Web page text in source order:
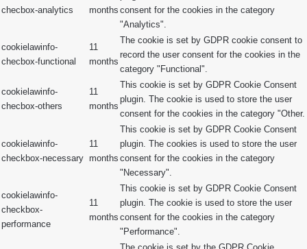
checbox-analytics
months consent for the cookies in the category
"Analytics".
cookielawinfo-
checbox-functional
11
months
The cookie is set by GDPR cookie consent to
record the user consent for the cookies in the
category "Functional".
cookielawinfo-
checbox-others
11
months
This cookie is set by GDPR Cookie Consent
plugin. The cookie is used to store the user
consent for the cookies in the category "Other.
cookielawinfo-
checkbox-necessary
11
months
This cookie is set by GDPR Cookie Consent
plugin. The cookies is used to store the user
consent for the cookies in the category
"Necessary".
cookielawinfo-
checkbox-
performance
11
months
This cookie is set by GDPR Cookie Consent
plugin. The cookie is used to store the user
consent for the cookies in the category
"Performance".